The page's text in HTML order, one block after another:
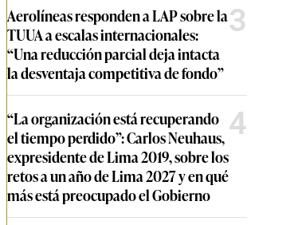
Marcha en Mala
El alcalde del distrito maleño
trasladaron por el carril derecho de
para luego retornar al punto inicial.
Aerolíneas responden a LAP sobre la
TUUA a escalas internacionales:
“Una reducción parcial deja intacta
la desventaja competitiva de fondo”
3
“La organización está recuperando
el tiempo perdido”: Carlos Neuhaus,
expresidente de Lima 2019, sobre los
retos a un año de Lima 2027 y en qué
más está preocupado el Gobierno
4